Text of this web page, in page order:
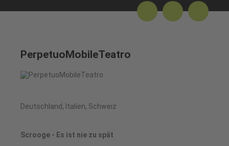
PerpetuoMobileTeatro
Deutschland, Italien, Schweiz
Scrooge - Es ist nie zu spät